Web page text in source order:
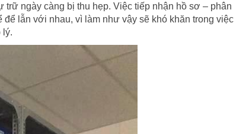
ngày càng bị thu hẹp. Việc tiếp nhận hồ sơ – phân
lẫn với nhau, vì làm như vậy sẽ khó khăn trong việc
lý.